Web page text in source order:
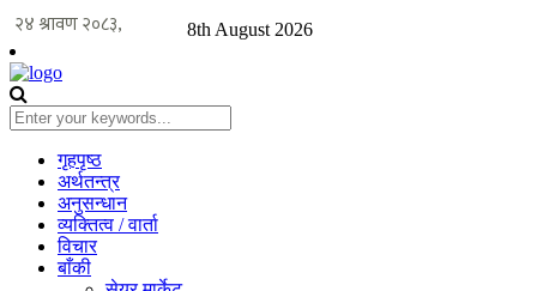
8th August 2026
गृहपृष्ठ
अर्थतन्त्र
अनुसन्धान
व्यक्तित्व / वार्ता
विचार
बाँकी